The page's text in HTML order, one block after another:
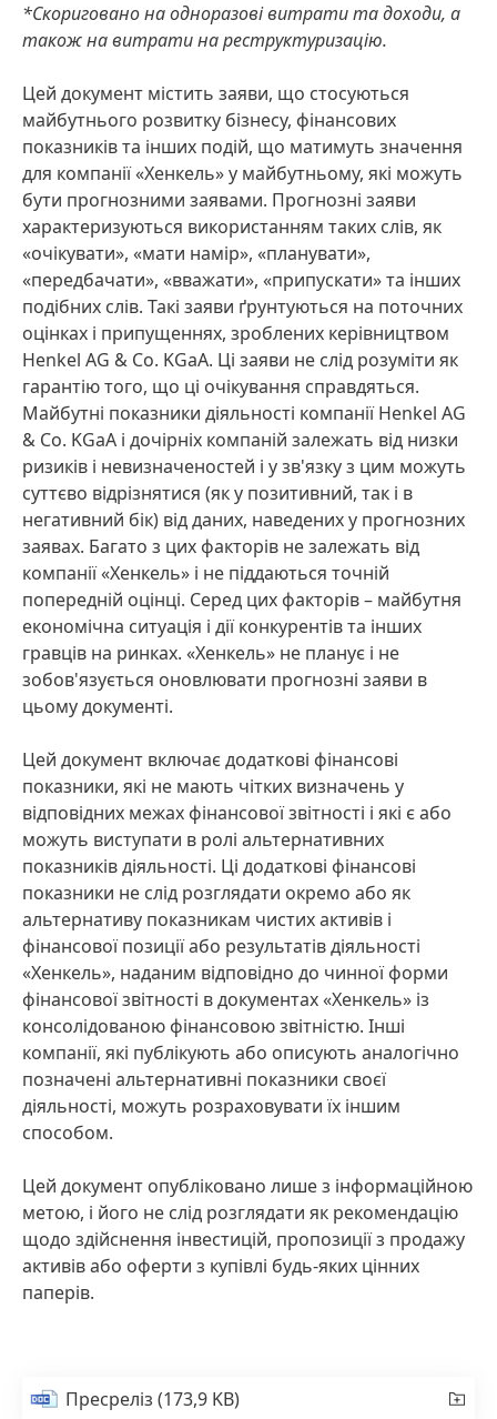
*Скориговано на одноразові витрати та доходи, а
також на витрати на реструктуризацію.
Цей документ містить заяви, що стосуються
майбутнього розвитку бізнесу, фінансових
показників та інших подій, що матимуть значення
для компанії «Хенкель» у майбутньому, які можуть
бути прогнозними заявами. Прогнозні заяви
характеризуються використанням таких слів, як
«очікувати», «мати намір», «планувати»,
«передбачати», «вважати», «припускати» та інших
подібних слів. Такі заяви ґрунтуються на поточних
оцінках і припущеннях, зроблених керівництвом
Henkel AG & Co. KGaA. Ці заяви не слід розуміти як
гарантію того, що ці очікування справдяться.
Майбутні показники діяльності компанії Henkel AG
& Co. KGaA і дочірніх компаній залежать від низки
ризиків і невизначеностей і у зв'язку з цим можуть
суттєво відрізнятися (як у позитивний, так і в
негативний бік) від даних, наведених у прогнозних
заявах. Багато з цих факторів не залежать від
компанії «Хенкель» і не піддаються точній
попередній оцінці. Серед цих факторів – майбутня
економічна ситуація і дії конкурентів та інших
гравців на ринках. «Хенкель» не планує і не
зобов'язується оновлювати прогнозні заяви в
цьому документі.
Цей документ включає додаткові фінансові
показники, які не мають чітких визначень у
відповідних межах фінансової звітності і які є або
можуть виступати в ролі альтернативних
показників діяльності. Ці додаткові фінансові
показники не слід розглядати окремо або як
альтернативу показникам чистих активів і
фінансової позиції або результатів діяльності
«Хенкель», наданим відповідно до чинної форми
фінансової звітності в документах «Хенкель» із
консолідованою фінансовою звітністю. Інші
компанії, які публікують або описують аналогічно
позначені альтернативні показники своєї
діяльності, можуть розраховувати їх іншим
способом.
Цей документ опубліковано лише з інформаційною
метою, і його не слід розглядати як рекомендацію
щодо здійснення інвестицій, пропозиції з продажу
активів або оферти з купівлі будь-яких цінних
паперів.
Пресреліз(173,9 KB)